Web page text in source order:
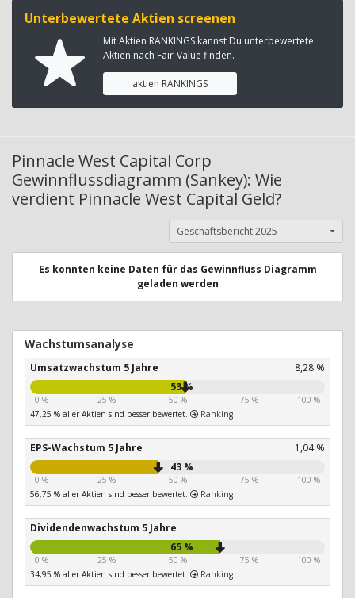
Unterbewertete Aktien screenen
Mit Aktien RANKINGS kannst Du unterbewertete
Aktien nach Fair-Value finden.
aktien RANKINGS
Pinnacle West Capital Corp
Gewinnflussdiagramm (Sankey): Wie
verdient Pinnacle West Capital Geld?
Geschäftsbericht 2025
Es konnten keine Daten für das Gewinnfluss Diagramm
geladen werden
Wachstumsanalyse
Umsatzwachstum 5 Jahre
8,28 %
53 %
0 % 25 % 50 % 75 %
100 %
47,25 % aller Aktien sind besser bewertet.
Ranking
EPS-Wachstum 5 Jahre
1,04 %
43 %
0 % 25 % 50 % 75 %
100 %
56,75 % aller Aktien sind besser bewertet.
Ranking
Dividendenwachstum 5 Jahre
65 %
0 % 25 % 50 % 75 %
100 %
34,95 % aller Aktien sind besser bewertet.
Ranking